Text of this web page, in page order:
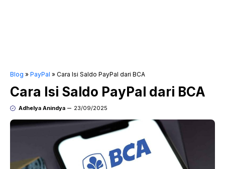
Blog » PayPal » Cara Isi Saldo PayPal dari BCA
Cara Isi Saldo PayPal dari BCA
Adhelya Anindya 23/09/2025